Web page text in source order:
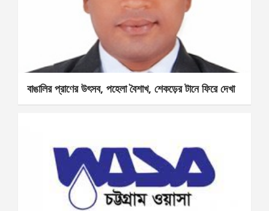
বাঙালির প্রাণের উৎসব, পহেলা বৈশাখ, শেকড়ের টানে ফিরে দেখা